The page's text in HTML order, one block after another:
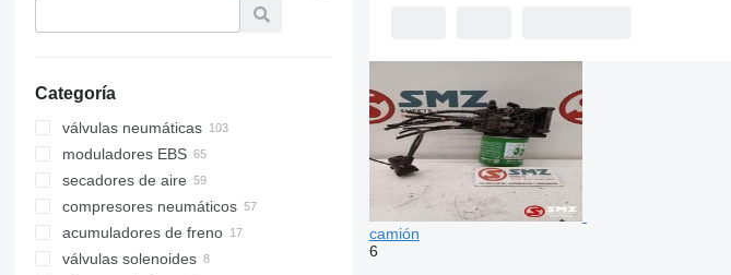
Categoría
válvulas neumáticas
moduladores EBS
secadores de aire
compresores neumáticos
acumuladores de freno
válvulas solenoides
camión
6